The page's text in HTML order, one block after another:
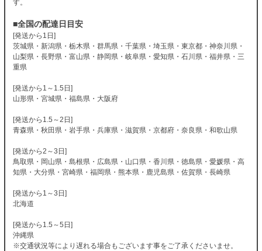
す。
■全国の配達日目安
[発送から1日]
茨城県・新潟県・栃木県・群馬県・千葉県・埼玉県・東京都・神奈川県・
山梨県・長野県・富山県・静岡県・岐阜県・愛知県・石川県・福井県・三
重県
[発送から1～1.5日]
山形県・宮城県・福島県・大阪府
[発送から1.5～2日]
青森県・秋田県・岩手県・兵庫県・滋賀県・京都府・奈良県・和歌山県
[発送から2～3日]
鳥取県・岡山県・島根県・広島県・山口県・香川県・徳島県・愛媛県・高
知県・大分県・宮崎県・福岡県・熊本県・鹿児島県・佐賀県・長崎県
[発送から1～3日]
北海道
[発送から1.5～5日]
沖縄県
※交通状況等により遅れる場合もございます事をご了承くださいませ。